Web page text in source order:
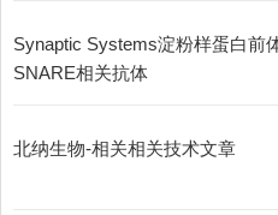
Synaptic Systems淀粉样蛋白前
SNARE相关抗体
北纳生物-相关相关技术文章